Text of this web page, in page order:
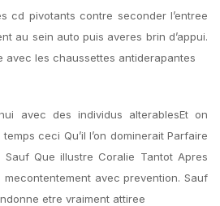
cd pivotants contre seconder l’entree
au sein auto puis averes brin d’appui.
avec les chaussettes antiderapantes
avec des individus alterablesEt on
ceci Qu’il l’on dominerait Parfaire
Que illustre Coralie Tantot Apres
avec prevention. Sauf
etre vraiment attiree